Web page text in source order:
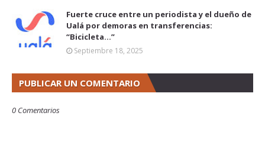
Fuerte cruce entre un periodista y el dueño de
Ualá por demoras en transferencias:
“Bicicleta...”
Septiembre 18, 2025
PUBLICAR UN COMENTARIO
0 Comentarios